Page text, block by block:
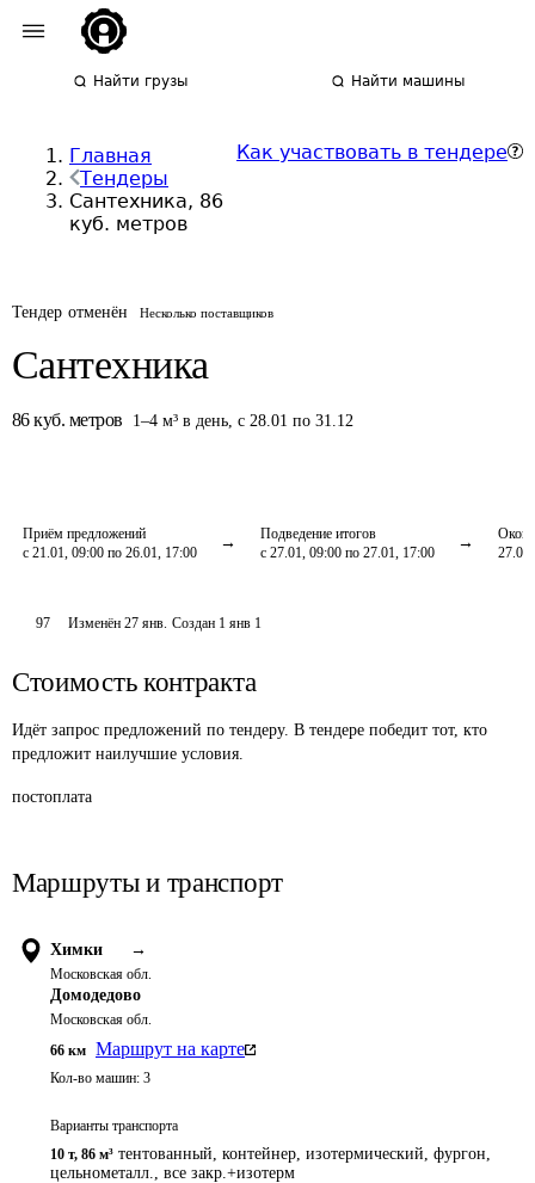
Найти грузы Найти машины
Главная
Тендеры
Сантехника, 86
куб. метров
Как участвовать в тендере
Тендер отменён Несколько поставщиков
Сантехника
86 куб. метров 1–4 м³ в день, с 28.01 по 31.12
Приём предложений
с 21.01, 09:00 по 26.01, 17:00
Подведение итогов
с 27.01, 09:00 по 27.01, 17:00
97 Изменён27 янв. Создан 1 янв 1
Стоимость контракта
Идёт запрос предложений по тендеру. В тендере победит тот, кто
предложит наилучшие условия.
постоплата
Маршруты и транспорт
Химки →
Московская обл.
Домодедово
Московская обл.
66 км Маршрут на карте
Кол-во машин: 3
Варианты транспорта
10 т, 86 м³ тентованный, контейнер, изотермический, фургон,
цельнометалл., все закр.+изотерм